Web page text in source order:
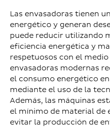
Las envasadoras tienen
energético y generan
puede reducir utilizando
eficiencia energética y
respetuosos con el
envasadoras modernas
el consumo energético
mediante el uso de la
Además, las máquinas
el mínimo de material de
evitar la producción de